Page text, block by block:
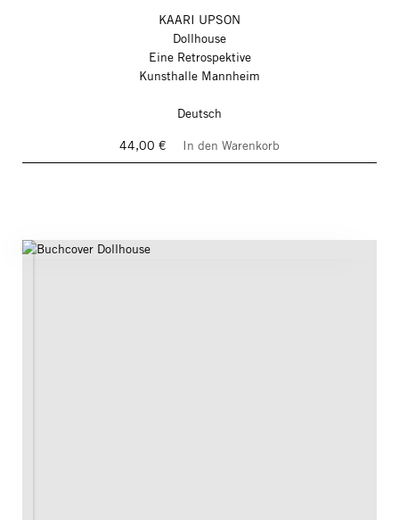
KAARI UPSON
Dollhouse
Eine Retrospektive
Kunsthalle Mannheim
Deutsch
44,00 €
In den Warenkorb